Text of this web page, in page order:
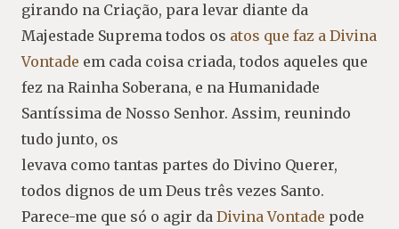
girando na Criação, para levar diante da
Majestade Suprema todos os atos que faz a Divina
Vontade em cada coisa criada, todos aqueles que
fez na Rainha Soberana, e na Humanidade
Santíssima de Nosso Senhor. Assim, reunindo
tudo junto, os
levava como tantas partes do Divino Querer,
todos dignos de um Deus três vezes Santo.
Parece-me que só o agir da Divina Vontade pode